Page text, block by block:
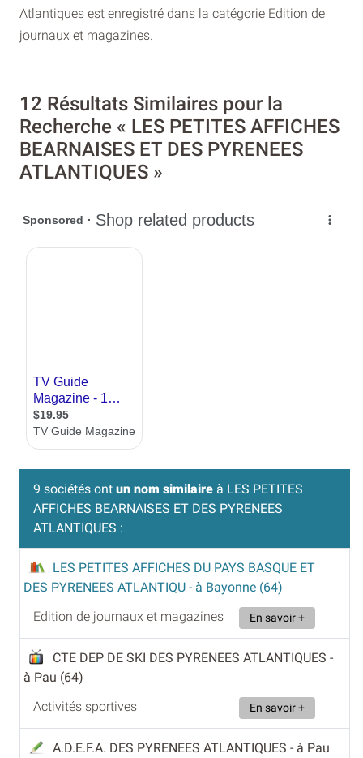
Atlantiques est enregistré dans la catégorie Edition de
journaux et magazines.
12 Résultats Similaires pour la
Recherche « LES PETITES AFFICHES
BEARNAISES ET DES PYRENEES
ATLANTIQUES »
9 sociétés ont un nom similaire à LES PETITES
AFFICHES BEARNAISES ET DES PYRENEES
ATLANTIQUES :
LES PETITES AFFICHES DU PAYS BASQUE ET
DES PYRENEES ATLANTIQU - à Bayonne (64)
Edition de journaux et magazines
En savoir +
CTE DEP DE SKI DES PYRENEES ATLANTIQUES -
à Pau (64)
Activités sportives
En savoir +
A.D.E.F.A. DES PYRENEES ATLANTIQUES - à Pau